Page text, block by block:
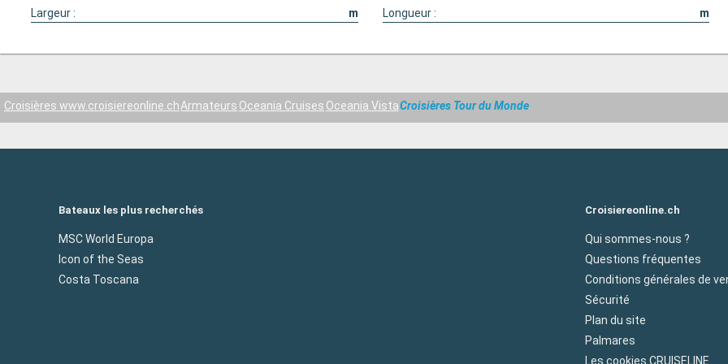
Largeur :
m Longueur : m
Croisières www.croisiereonline.chArmateurs Oceania Cruises Oceania VistaCroisières Tour du Monde
Bateaux les plus recherchés
MSC World Europa
Icon of the Seas
Costa Toscana
Croisiereonline.ch
Qui sommes-nous ?
Questions fréquentes
Conditions générales de
Sécurité
Plan du site
Palmares
Les cookies CRUISELINE